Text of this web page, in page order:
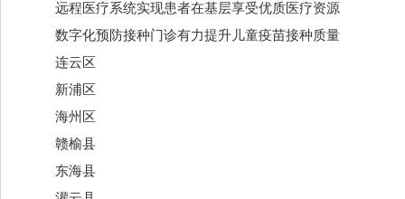
远程医疗系统实现患者在基层享受优质医疗资源
数字化预防接种门诊有力提升儿童疫苗接种质量
连云区
新浦区
海州区
赣榆县
东海县